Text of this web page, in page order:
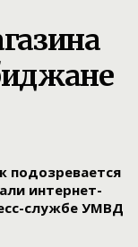
подозревается
интернет-
службе УМВД